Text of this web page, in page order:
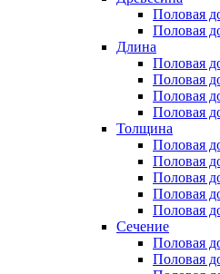
Половая
Половая
Длина
Половая
Половая
Половая
Половая
Толщина
Половая
Половая
Половая
Половая
Половая
Сечение
Половая
Половая